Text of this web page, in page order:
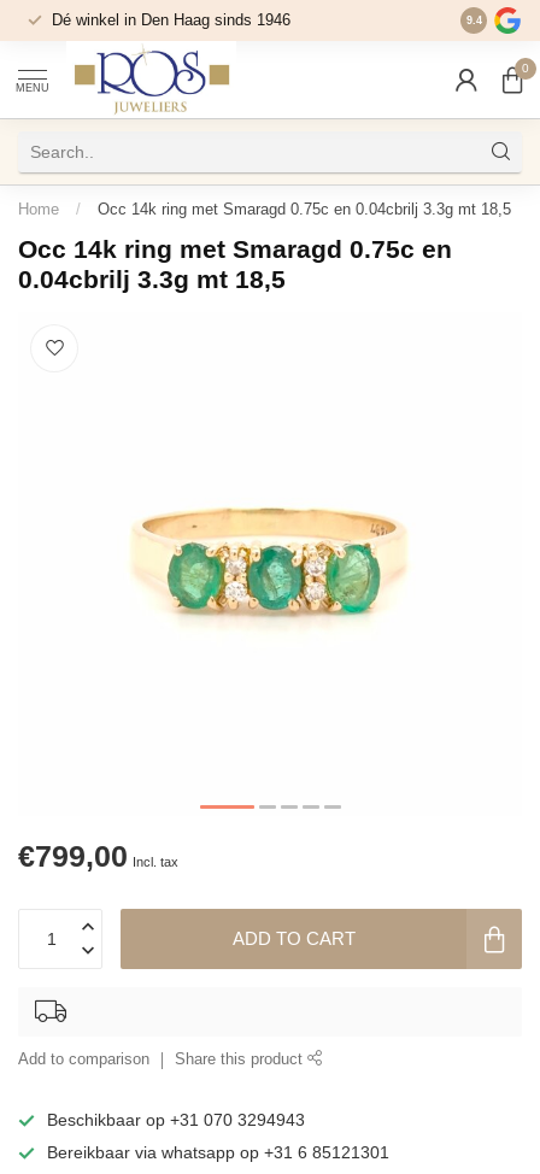
Dé winkel in Den Haag sinds 1946 9.4
MENU
0
Home / Occ 14k ring met Smaragd 0.75c en 0.04cbrilj 3.3g mt 18,5
Occ 14k ring met Smaragd 0.75c en
0.04cbrilj 3.3g mt 18,5
€799,00 Incl. tax
ADD TO CART
Add to comparison Share this product
Beschikbaar op +31 070 3294943
Bereikbaar via whatsapp op +31 6 85121301